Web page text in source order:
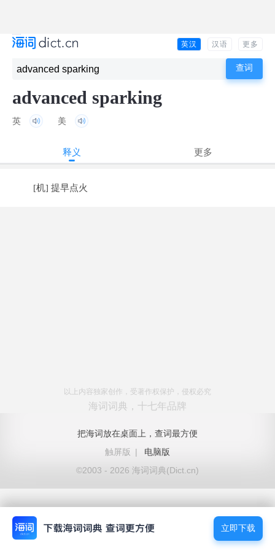
英汉 汉语 更多
advanced sparking
英 美
释义 更多
[机] 提早点火
以上内容独家创作，受著作权保护，侵权必究
海词词典，十七年品牌
把海词放在桌面上，查词最方便
触屏版
|
电脑版
©2003 - 2026 海词词典(Dict.cn)
立即下载
立即下载